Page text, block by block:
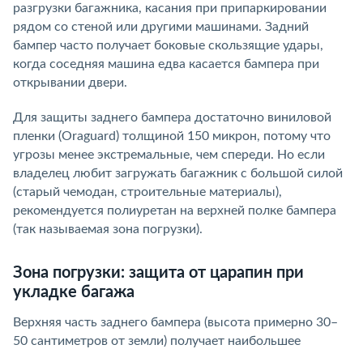
разгрузки багажника, касания при припаркировании
рядом со стеной или другими машинами. Задний
бампер часто получает боковые скользящие удары,
когда соседняя машина едва касается бампера при
открывании двери.
Для защиты заднего бампера достаточно виниловой
пленки (Oraguard) толщиной 150 микрон, потому что
угрозы менее экстремальные, чем спереди. Но если
владелец любит загружать багажник с большой силой
(старый чемодан, строительные материалы),
рекомендуется полиуретан на верхней полке бампера
(так называемая зона погрузки).
Зона погрузки: защита от царапин при
укладке багажа
Верхняя часть заднего бампера (высота примерно 30–
50 сантиметров от земли) получает наибольшее